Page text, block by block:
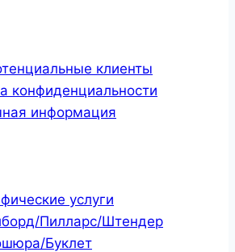
клиенты
конфиденциальности
информация
услуги
Пилларс/Штендер
Буклет